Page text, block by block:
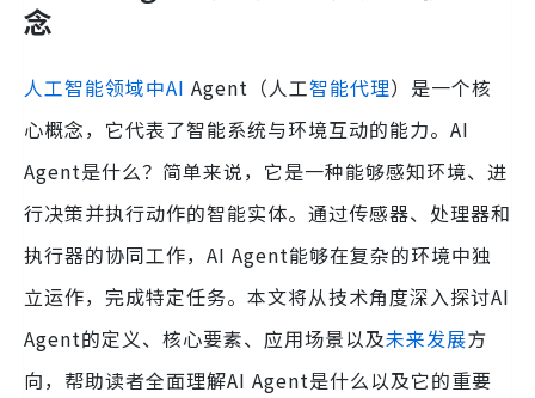
念
人工智能领域中AI Agent（人工智能代理）是一个核
心概念，它代表了智能系统与环境互动的能力。AI
Agent是什么？简单来说，它是一种能够感知环境、进
行决策并执行动作的智能实体。通过传感器、处理器和
执行器的协同工作，AI Agent能够在复杂的环境中独
立运作，完成特定任务。本文将从技术角度深入探讨AI
Agent的定义、核心要素、应用场景以及未来发展方
向，帮助读者全面理解AI Agent是什么以及它的重要